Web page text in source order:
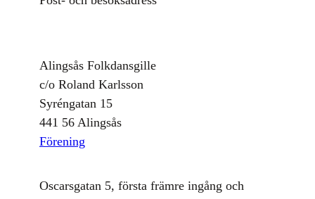
Alingsås Folkdansgille
c/o Roland Karlsson
Syréngatan 15
441 56 Alingsås
Förening
Oscarsgatan 5, första främre ingång och